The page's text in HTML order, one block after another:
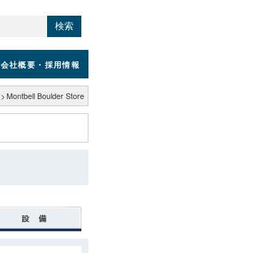
検索
会社概要 ・採用情報
> Montbell Boulder Store